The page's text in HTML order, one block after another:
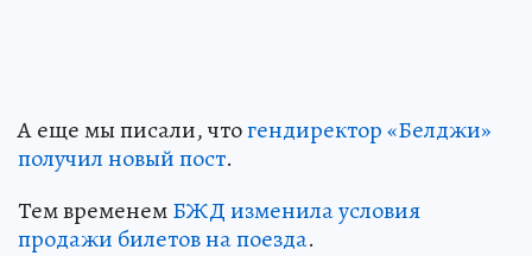
А еще мы писали, чтогендиректор «Белджи»
получил новый пост.
Тем временемБЖД изменила условия
продажи билетов на поезда.